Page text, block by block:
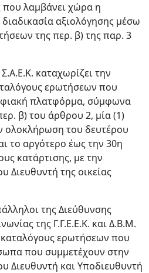
που λαμβάνει χώρα η
αξιολόγησης μέσω
της περ. β) της παρ. 3
καταχωρίζει την
ερωτήσεων που
πλατφόρμα, σύμφωνα
β) του άρθρου 2, μία (1)
ολοκλήρωση του δευτέρου
το αργότερο έως την 30η
κατάρτισης, με την
Διευθυντή της οικείας
της Διεύθυνσης
της Γ.Γ.Ε.Ε.Κ. και Δ.Β.Μ.
ερωτήσεων που
που συμμετέχουν στην
Διευθυντή και Υποδιευθυντή